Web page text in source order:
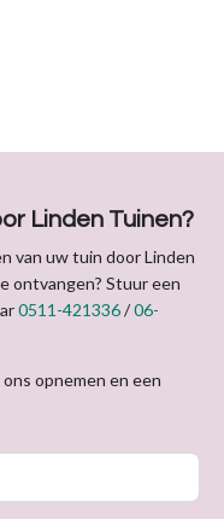
Linden Tuinen?
van uw tuin door Linden
ontvangen? Stuur een
0511-421336/06-
opnemen en een